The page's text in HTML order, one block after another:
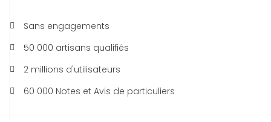
Sans engagements
50 000 artisans qualifiés
2 millions d'utilisateurs
60 000 Notes et Avis de particuliers